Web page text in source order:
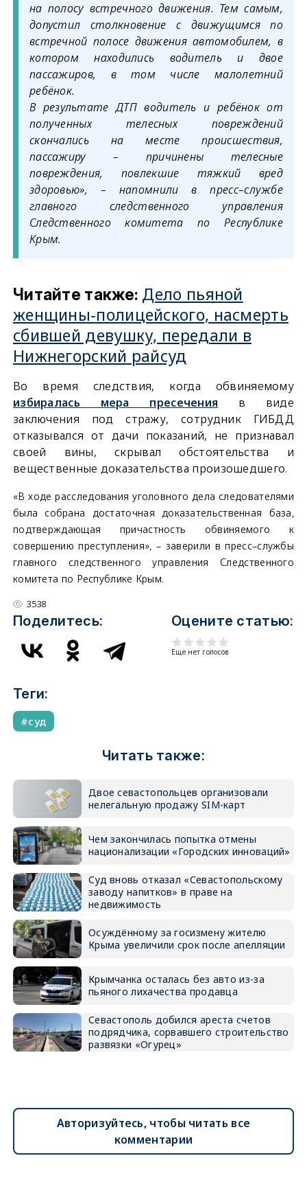
на полосу встречного движения. Тем самым,
допустил столкновение с движущимся по
встречной полосе движения автомобилем, в
котором находились водитель и двое
пассажиров, в том числе малолетний
ребёнок.
В результате ДТП водитель и ребёнок от
полученных телесных повреждений
скончались на месте происшествия,
пассажиру – причинены телесные
повреждения, повлекшие тяжкий вред
здоровью», – напомнили в пресс–службе
главного следственного управления
Следственного комитета по Республике
Крым.
Читайте также: Дело пьяной
женщины-полицейского, насмерть
сбившей девушку, передали в
Нижнегорский райсуд
Во время следствия, когда обвиняемому
избиралась мера пресечения в виде
заключения под стражу, сотрудник ГИБДД
отказывался от дачи показаний, не признавал
своей вины, скрывал обстоятельства и
вещественные доказательства произошедшего.
«В ходе расследования уголовного дела следователями
была собрана достаточная доказательственная база,
подтверждающая причастность обвиняемого к
совершению преступления», – заверили в пресс–службы
главного следственного управления Следственного
комитета по Республике Крым.
3538
Поделитесь: Оцените статью:
Еще нет голосов
Теги:
суд
Читать также:
Двое севастопольцев организовали
нелегальную продажу SIM-карт
Чем закончилась попытка отмены
национализации «Городских инноваций»
Суд вновь отказал «Севастопольскому
заводу напитков» в праве на
недвижимость
Осуждённому за госизмену жителю
Крыма увеличили срок после апелляции
Крымчанка осталась без авто из-за
пьяного лихачества продавца
Севастополь добился ареста счетов
подрядчика, сорвавшего строительство
развязки «Огурец»
Авторизуйтесь, чтобы читать все
комментарии